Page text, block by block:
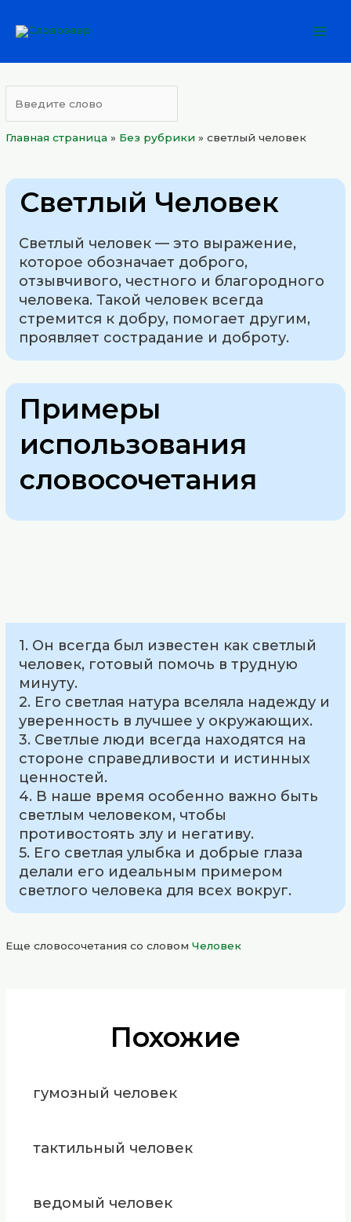
Главная страница » Без рубрики »светлый человек
Светлый Человек
Светлый человек — это выражение,
которое обозначает доброго,
отзывчивого, честного и благородного
человека. Такой человек всегда
стремится к добру, помогает другим,
проявляет сострадание и доброту.
Примеры
использования
словосочетания
1. Он всегда был известен как светлый
человек, готовый помочь в трудную
минуту.
2. Его светлая натура вселяла надежду и
уверенность в лучшее у окружающих.
3. Светлые люди всегда находятся на
стороне справедливости и истинных
ценностей.
4. В наше время особенно важно быть
светлым человеком, чтобы
противостоять злу и негативу.
5. Его светлая улыбка и добрые глаза
делали его идеальным примером
светлого человека для всех вокруг.
Еще словосочетания со словомЧеловек
Похожие
гумозный человек
тактильный человек
ведомый человек